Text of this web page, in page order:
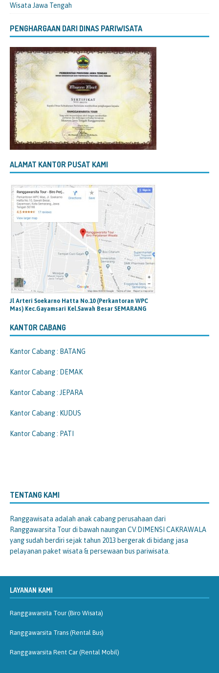
Wisata Jawa Tengah
PENGHARGAAN DARI DINAS PARIWISATA
ALAMAT KANTOR PUSAT KAMI
Jl Arteri Soekarno Hatta No.10 (Perkantoran WPC
Mas) Kec.Gayamsari Kel.Sawah Besar SEMARANG
KANTOR CABANG
Kantor Cabang : BATANG
Kantor Cabang : DEMAK
Kantor Cabang : JEPARA
Kantor Cabang : KUDUS
Kantor Cabang : PATI
TENTANG KAMI
Ranggawisata adalah anak cabang perusahaan dari
Ranggawarsita Tour di bawah naungan CV.DIMENSI CAKRAWALA
yang sudah berdiri sejak tahun 2013 bergerak di bidang jasa
pelayanan paket wisata & persewaan bus pariwisata.
LAYANAN KAMI
Ranggawarsita Tour (Biro Wisata)
Ranggawarsita Trans (Rental Bus)
Ranggawarsita Rent Car (Rental Mobil)